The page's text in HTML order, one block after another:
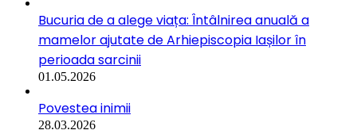
Bucuria de a alege viața: Întâlnirea anuală a
mamelor ajutate de Arhiepiscopia Iașilor în
perioada sarcinii
01.05.2026
Povestea inimii
28.03.2026